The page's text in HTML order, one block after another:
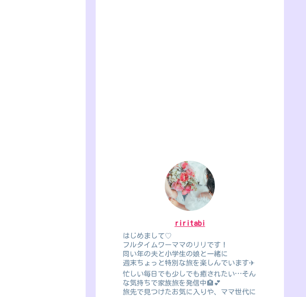
riritabi
はじめまして♡
フルタイムワーママのリリです！
同い年の夫と小学生の娘と一緒に
週末ちょっと特別な旅を楽しんでいます✈
忙しい毎日でも少しでも癒されたい…そん
な気持ちで家族旅を発信中🏨💕
旅先で見つけたお気に入りや、ママ世代に